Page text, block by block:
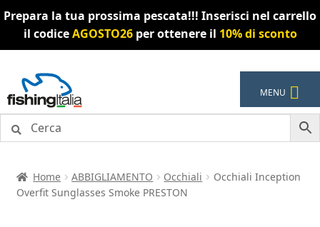
Prepara la tua prossima pescata!!! Inserisci nel carrello
il codiceAGOSTO26per ottenere il 10% di sconto
alla
navigazione
al
contenuto
MENU
Home ABBIGLIAMENTO Occhiali
Occhiali Inception
Overfit Sunglasses Smoke PRESTON